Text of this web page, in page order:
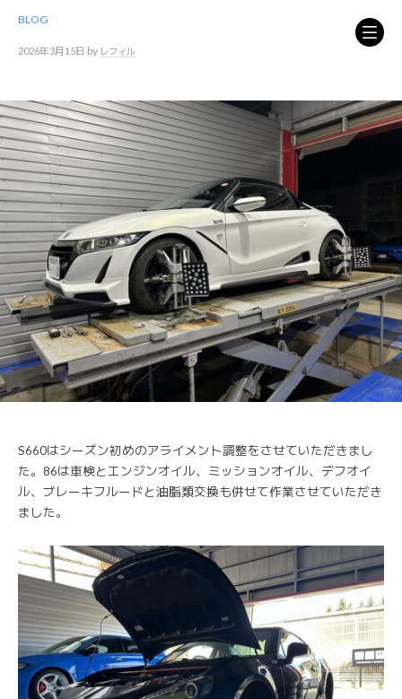
へ
ス
キ
ッ
プ
BLOG
2026年3月15日 by レフィル
S660はシーズン初めのアライメント調整をさせていただきまし
た。86は車検とエンジンオイル、ミッションオイル、デフオイ
ル、ブレーキフルードと油脂類交換も併せて作業させていただき
ました。